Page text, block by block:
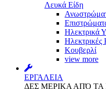
Λευκά Είδη
Ηλεκτρικά
Ηλεκτρικές
Κουβερλί
view more
ΕΡΓΑΛΕΙΑ
ΔΕΣ ΜΕΡΙΚΑ ΑΠΌ ΤΑ